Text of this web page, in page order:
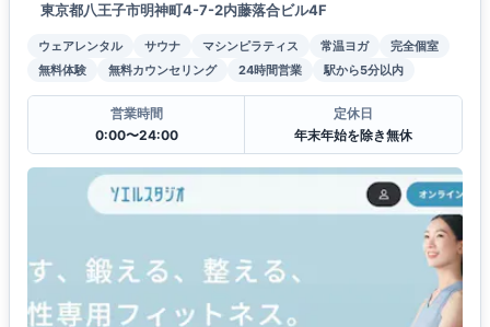
東京都八王子市明神町4-7-2内藤落合ビル4F
ウェアレンタル サウナ マシンピラティス 常温ヨガ
完全個室
無料体験
無料カウンセリング 24時間営業 駅から5分以内
営業時間
0:00〜24:00
定休日
年末年始を除き無休